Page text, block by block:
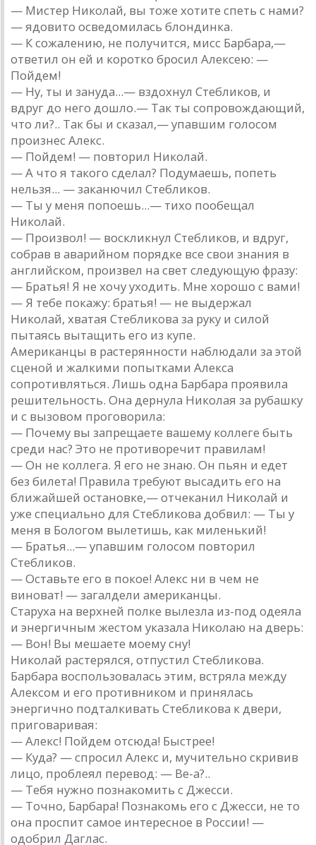
— Мистер Николай, вы тоже хотите спеть с нами?
— ядовито осведомилась блондинка.
— К сожалению, не получится, мисс Барбара,—
ответил он ей и коротко бросил Алексею: —
Пойдем!
— Ну, ты и зануда...— вздохнул Стебликов, и
вдруг до него дошло.— Так ты сопровождающий,
что ли?.. Так бы и сказал,— упавшим голосом
произнес Алекс.
— Пойдем! — повторил Николай.
— А что я такого сделал? Подумаешь, попеть
нельзя... — заканючил Стебликов.
— Ты у меня попоешь...— тихо пообещал
Николай.
— Произвол! — воскликнул Стебликов, и вдруг,
собрав в аварийном порядке все свои знания в
английском, произвел на свет следующую фразу:
— Братья! Я не хочу уходить. Мне хорошо с вами!
— Я тебе покажу: братья! — не выдержал
Николай, хватая Стебликова за руку и силой
пытаясь вытащить его из купе.
Американцы в растерянности наблюдали за этой
сценой и жалкими попытками Алекса
сопротивляться. Лишь одна Барбара проявила
решительность. Она дернула Николая за рубашку
и с вызовом проговорила:
— Почему вы запрещаете вашему коллеге быть
среди нас? Это не противоречит правилам!
— Он не коллега. Я его не знаю. Он пьян и едет
без билета! Правила требуют высадить его на
ближайшей остановке,— отчеканил Николай и
уже специально для Стебликова добвил: — Ты у
меня в Бологом вылетишь, как миленький!
— Братья...— упавшим голосом повторил
Стебликов.
— Оставьте его в покое! Алекс ни в чем не
виноват! — загалдели американцы.
Старуха на верхней полке вылезла из-под одеяла
и энергичным жестом указала Николаю на дверь:
— Вон! Вы мешаете моему сну!
Николай растерялся, отпустил Стебликова.
Барбара воспользовалась этим, встряла между
Алексом и его противником и принялась
энергично подталкивать Стебликова к двери,
приговаривая:
— Алекс! Пойдем отсюда! Быстрее!
— Куда? — спросил Алекс и, мучительно скривив
лицо, проблеял перевод: — Ве-а?..
— Тебя нужно познакомить с Джесси.
— Точно, Барбара! Познакомь его с Джесси, не то
она проспит самое интересное в России! —
одобрил Даглас.